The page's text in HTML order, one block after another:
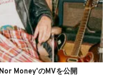
Money'のMVを公開